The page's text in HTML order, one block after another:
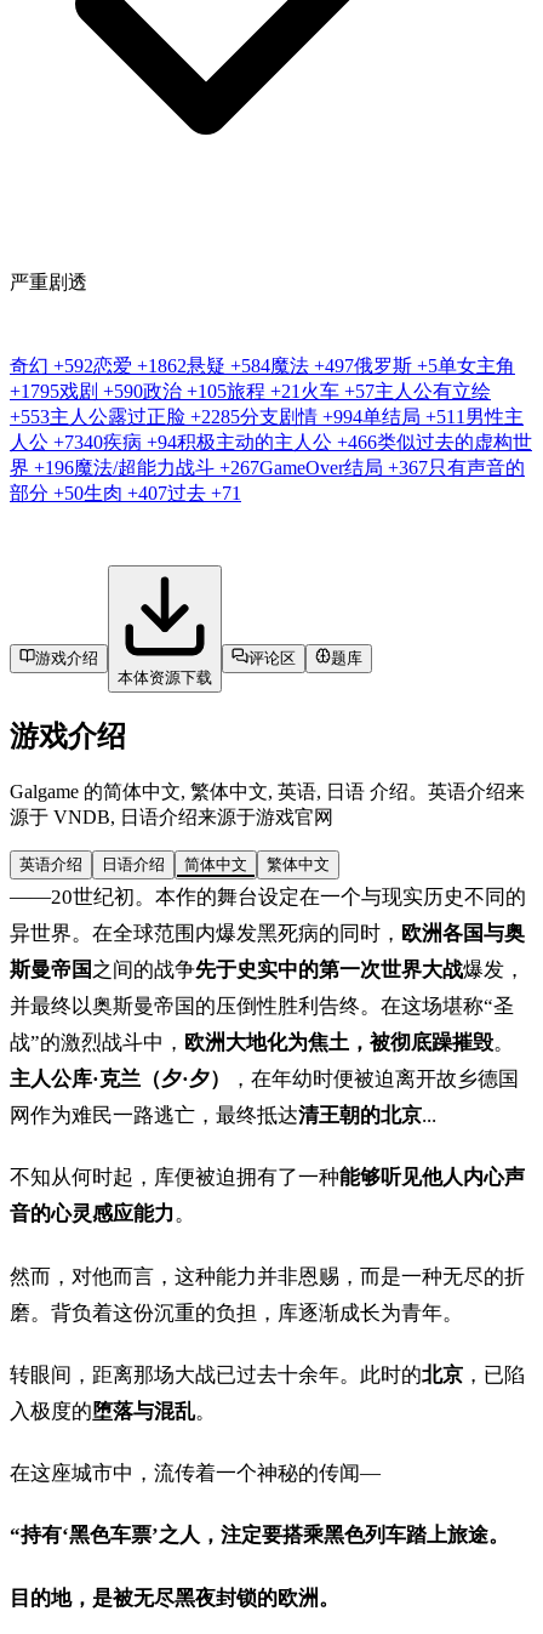
严重剧透
奇幻 +592恋爱 +1862悬疑 +584魔法 +497俄罗斯 +5单女主角
+1795戏剧 +590政治 +105旅程 +21 火车 +57主人公有立绘
+553主人公露过正脸 +2285分支剧情 +994单结局 +511 男性主
人公 +7340疾病 +94积极主动的主人公 +466类似过去的虚构世
界 +196魔法/超能力战斗 +267GameOver结局 +367只有声音的
部分 +50生肉 +407过去 +71
游戏介绍
本体资源下载
评论区 题库
游戏介绍
Galgame 的简体中文, 繁体中文, 英语, 日语 介绍。英语介绍来
源于 VNDB, 日语介绍来源于游戏官网
英语介绍 日语介绍 简体中文 繁体中文
——20世纪初。本作的舞台设定在一个与现实历史不同的
异世界。在全球范围内爆发黑死病的同时， 欧洲各国与奥
斯曼帝国 之间的战争先于史实中的第一次世界大战爆发，
并最终以奥斯曼帝国的压倒性胜利告终。在这场堪称“圣
战”的激烈战斗中， 欧洲大地化为焦土，被彻底躁摧毁。
主人公库·克兰（夕·夕）
，在年幼时便被迫离开故乡德国
网作为难民一路逃亡，最终抵达清王朝的北京...
不知从何时起，库便被迫拥有了一种能够听见他人内心声
音的心灵感应能力。
然而，对他而言，这种能力并非恩赐，而是一种无尽的折
磨。背负着这份沉重的负担，库逐渐成长为青年。
转眼间，距离那场大战已过去十余年。此时的北京 ，已陷
入极度的堕落与混乱。
在这座城市中，流传着一个神秘的传闻—
“持有‘黑色车票’之人，注定要搭乘黑色列车踏上旅途。
目的地，是被无尽黑夜封锁的欧洲。